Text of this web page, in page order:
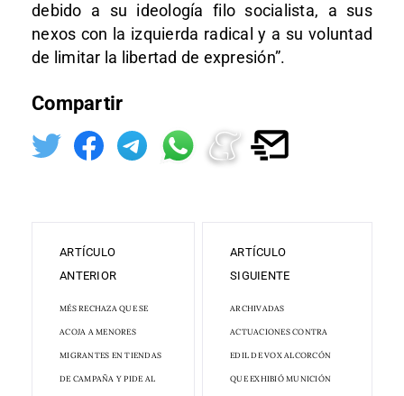
debido a su ideología filo socialista, a sus
nexos con la izquierda radical y a su voluntad
de limitar la libertad de expresión”.
Compartir
ARTÍCULO
ANTERIOR
MÉS RECHAZA QUE SE
ACOJA A MENORES
MIGRANTES EN TIENDAS
DE CAMPAÑA Y PIDE AL
ARTÍCULO
SIGUIENTE
ARCHIVADAS
ACTUACIONES CONTRA
EDIL DE VOX ALCORCÓN
QUE EXHIBIÓ MUNICIÓN